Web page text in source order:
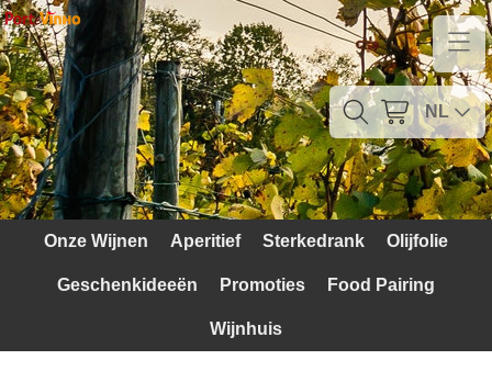
Home
Contact
Mijn account
Verzendkosten
NL
Onze Wijnen Aperitief Sterkedrank Olijfolie
Geschenkideeën Promoties Food Pairing
Wijnhuis